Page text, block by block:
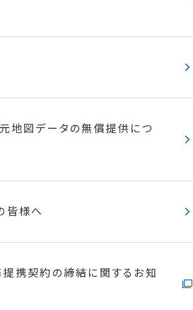
地図データの無償提供につ
皆様へ
携契約の締結に関するお知